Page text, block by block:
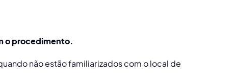
o procedimento.
não estão familiarizados com o local de